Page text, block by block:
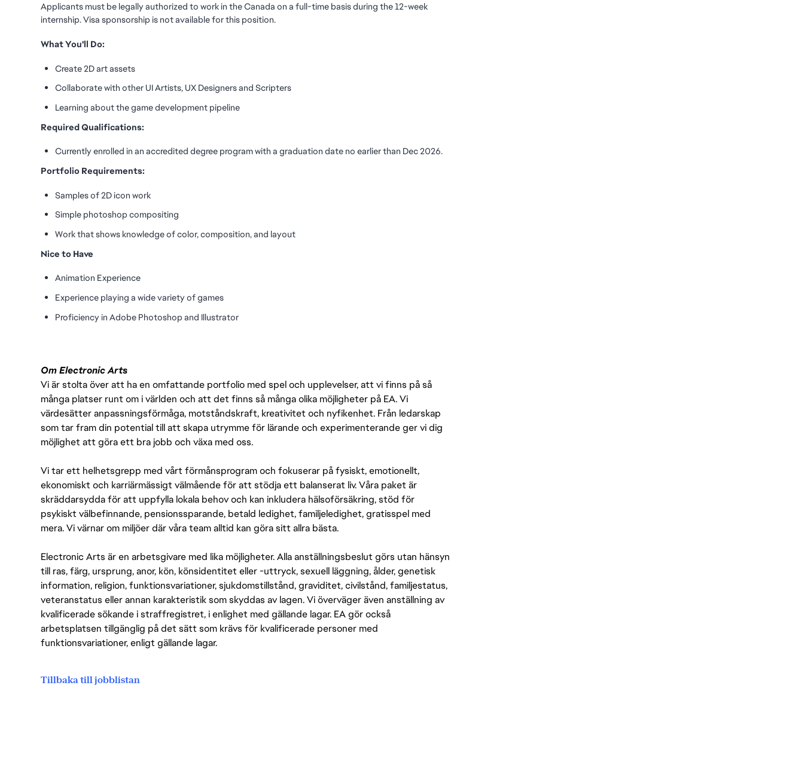
Applicants must be legally authorized to work in the Canada on a full-time basis during the 12-week
internship. Visa sponsorship is not available for this position.
What You'll Do:
Create 2D art assets
Collaborate with other UI Artists, UX Designers and Scripters
Learning about the game development pipeline
Required Qualifications:
Currently enrolled in an accredited degree program with a graduation date no earlier than Dec 2026.
Portfolio Requirements:
Samples of 2D icon work
Simple photoshop compositing
Work that shows knowledge of color, composition, and layout
Nice to Have
Animation Experience
Experience playing a wide variety of games
Proficiency in Adobe Photoshop and Illustrator
Om Electronic Arts
Vi är stolta över att ha en omfattande portfolio med spel och upplevelser, att vi finns på så
många platser runt om i världen och att det finns så många olika möjligheter på EA. Vi
värdesätter anpassningsförmåga, motståndskraft, kreativitet och nyfikenhet. Från ledarskap
som tar fram din potential till att skapa utrymme för lärande och experimenterande ger vi dig
möjlighet att göra ett bra jobb och växa med oss.
Vi tar ett helhetsgrepp med vårt förmånsprogram och fokuserar på fysiskt, emotionellt,
ekonomiskt och karriärmässigt välmående för att stödja ett balanserat liv. Våra paket är
skräddarsydda för att uppfylla lokala behov och kan inkludera hälsoförsäkring, stöd för
psykiskt välbefinnande, pensionssparande, betald ledighet, familjeledighet, gratisspel med
mera. Vi värnar om miljöer där våra team alltid kan göra sitt allra bästa.
Electronic Arts är en arbetsgivare med lika möjligheter. Alla anställningsbeslut görs utan hänsyn
till ras, färg, ursprung, anor, kön, könsidentitet eller -uttryck, sexuell läggning, ålder, genetisk
information, religion, funktionsvariationer, sjukdomstillstånd, graviditet, civilstånd, familjestatus,
veteranstatus eller annan karakteristik som skyddas av lagen. Vi överväger även anställning av
kvalificerade sökande i straffregistret, i enlighet med gällande lagar. EA gör också
arbetsplatsen tillgänglig på det sätt som krävs för kvalificerade personer med
funktionsvariationer, enligt gällande lagar.
Tillbaka till jobblistan